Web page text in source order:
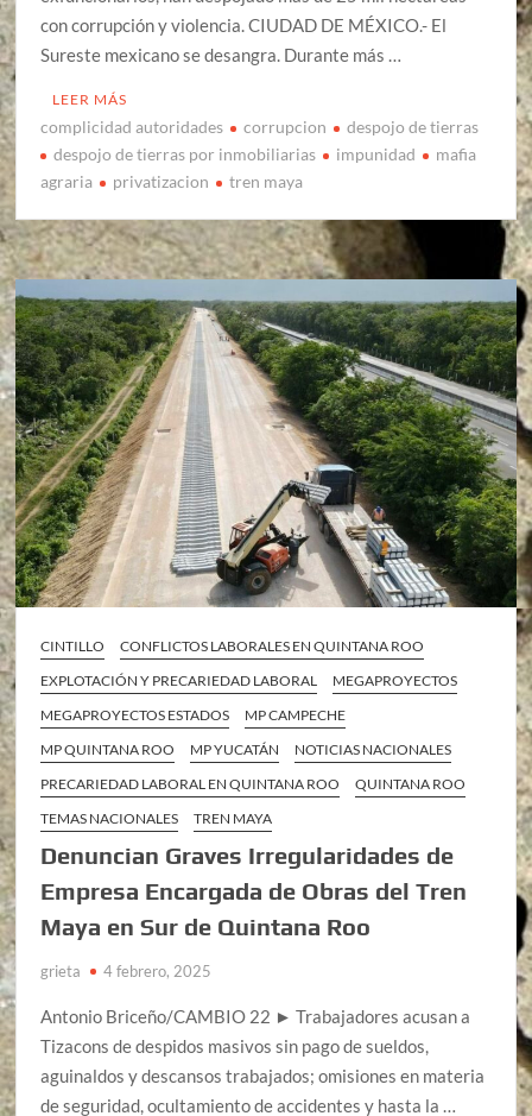
con corrupción y violencia. CIUDAD DE MÉXICO.- El
Sureste mexicano se desangra. Durante más …
LEER MÁS
complicidad autoridades corrupcion
despojo de tierras
despojo de tierras por inmobiliarias
impunidad
mafia
agraria
privatizacion tren maya
CINTILLO
CONFLICTOS LABORALES EN QUINTANA ROO
EXPLOTACIÓN Y PRECARIEDAD LABORAL
MEGAPROYECTOS
MEGAPROYECTOS ESTADOS
MP CAMPECHE
MP QUINTANA ROO
MP YUCATÁN
NOTICIAS NACIONALES
PRECARIEDAD LABORAL EN QUINTANA ROO
QUINTANA ROO
TEMAS NACIONALES
TREN MAYA
Denuncian Graves Irregularidades de
Empresa Encargada de Obras del Tren
Maya en Sur de Quintana Roo
grieta 4 febrero, 2025
Antonio Briceño/CAMBIO 22 ► Trabajadores acusan a
Tizacons de despidos masivos sin pago de sueldos,
aguinaldos y descansos trabajados; omisiones en materia
de seguridad, ocultamiento de accidentes y hasta la …